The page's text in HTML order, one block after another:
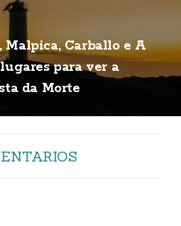
Malpica, Carballo e A
para ver a
da Morte